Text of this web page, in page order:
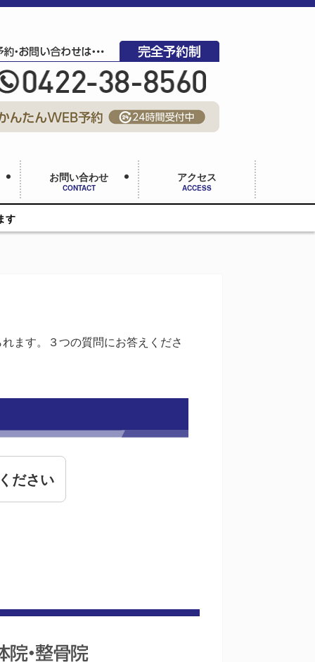
お問い合わせ
CONTACT
アクセス
ACCESS
ます。３つの質問にお答えくださ
ださい